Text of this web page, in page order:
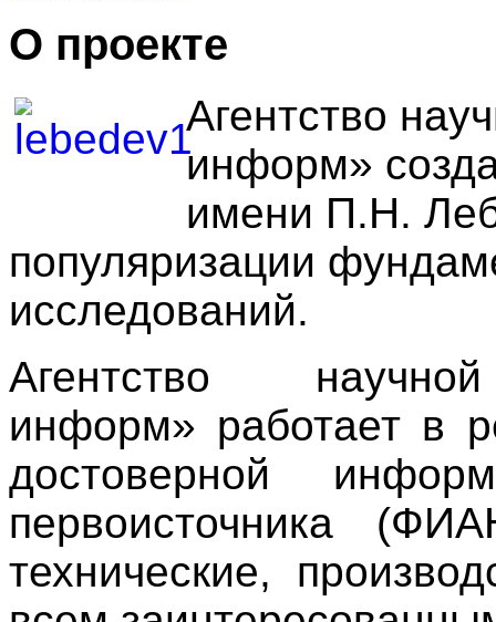
О проекте
Агентство
информ»
имени П.Н.
популяризации
исследований.
Агентство
информ» работает в
достоверной
первоисточника
технические,